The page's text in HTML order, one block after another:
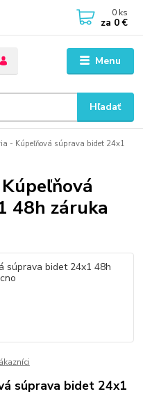
Menu
Hľadať
0 ks
za 0 €
- Kúpeľňová súprava bidet 24x1
48h záruka
súprava bidet 24x1